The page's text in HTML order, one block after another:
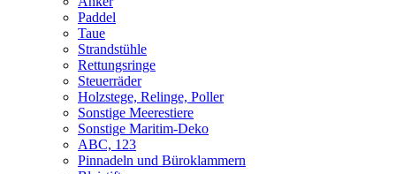
Paddel
Taue
Strandstühle
Rettungsringe
Steuerräder
Holzstege, Relinge, Poller
Sonstige Meerestiere
Sonstige Maritim-Deko
ABC, 123
Pinnadeln und Büroklammern